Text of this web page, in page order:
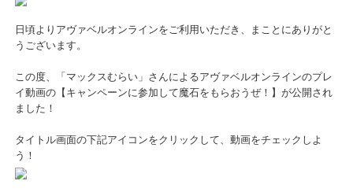
日頃よりアヴァベルオンラインをご利用いただき、まことにありが
うございます。
この度、「マックスむらい」さんによるアヴァベルオンラインのプ
ました！
タイトル画面の下記アイコンをクリックして、動画をチェックしよ